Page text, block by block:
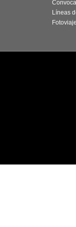
Líneas